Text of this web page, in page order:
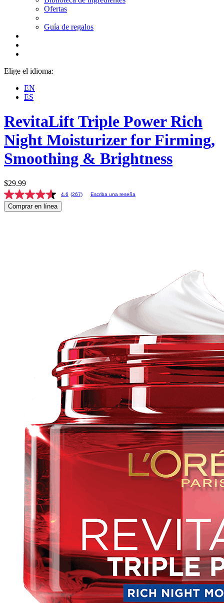
Ofertas
Guía de regalos
Elige el idioma:
EN
ES
RevitaLiftTriple Power Rich
Night Moisturizer for Firming,
Smoothing & Brightness
$29.99
4.6 (267) Escriba una reseña
Comprar en línea